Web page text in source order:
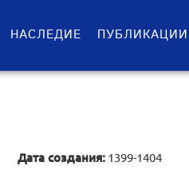
НАСЛЕДИЕ ПУБЛИКАЦИИ
Дата создания: 1399-1404